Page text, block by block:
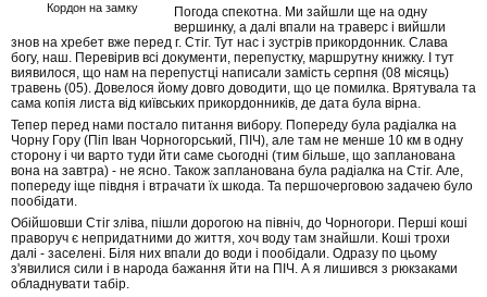
Кордон на замку
Погода спекотна. Ми зайшли ще на одну
вершинку, а далі впали на траверс і вийшли
знов на хребет вже перед г. Стіг. Тут нас і зустрів прикордонник. Слава
богу, наш. Перевірив всі документи, перепустку, маршрутну книжку. І тут
виявилося, що нам на перепустці написали замість серпня (08 місяць)
травень (05). Довелося йому довго доводити, що це помилка. Врятувала та
сама копія листа від київських прикордонників, де дата була вірна.
Тепер перед нами постало питання вибору. Попереду була радіалка на
Чорну Гору (Піп Іван Чорногорський, ПІЧ), але там не менше 10 км в одну
сторону і чи варто туди йти саме сьогодні (тим більше, що запланована
вона на завтра) - не ясно. Також запланована була радіалка на Стіг. Але,
попереду іще півдня і втрачати їх шкода. Та першочерговою задачею було
пообідати.
Обійшовши Стіг зліва, пішли дорогою на північ, до Чорногори. Перші коші
праворуч є непридатними до життя, хоч воду там знайшли. Коші трохи
далі - заселені. Біля них впали до води і пообідали. Одразу по цьому
з'явилися сили і в народа бажання йти на ПІЧ. А я лишився з рюкзаками
обладнувати табір.